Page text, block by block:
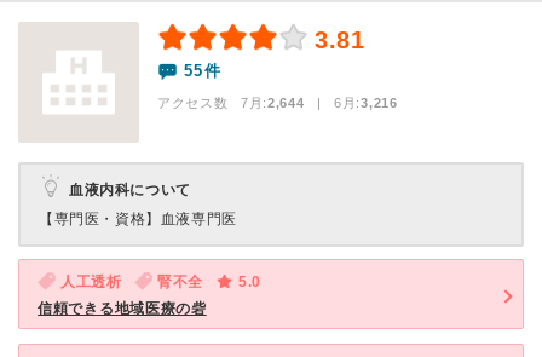
3.81
55件
アクセス数 7月:2,644 | 6月:3,216
血液内科について
【専門医・資格】 血液専門医
人工透析 腎不全
5.0
信頼できる地域医療の砦